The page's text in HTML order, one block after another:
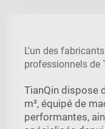
L'un des
professionnels de
TianQin dispose
m², équipé de
performantes,